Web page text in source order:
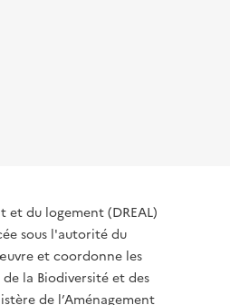
du logement (DREAL)
sous l'autorité du
et coordonne les
la Biodiversité et des
de l’Aménagement